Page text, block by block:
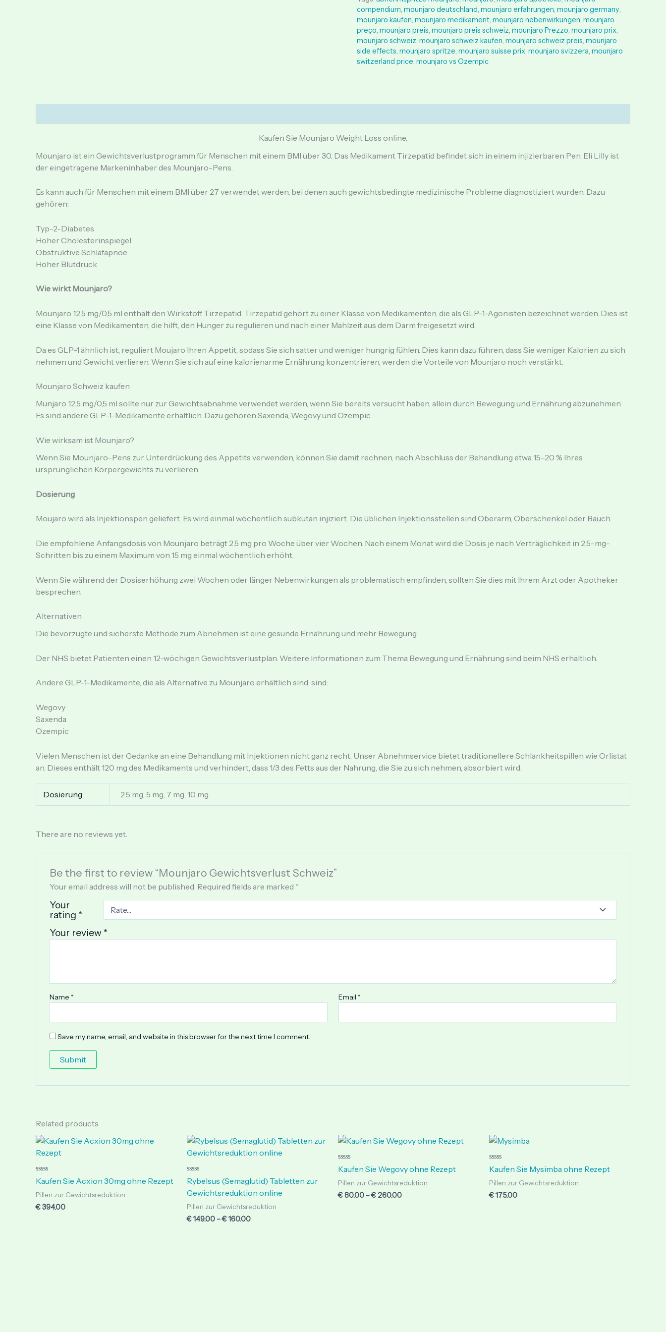
compendium, mounjaro deutschland, mounjaro erfahrungen, mounjaro germany,
mounjaro kaufen, mounjaro medikament, mounjaro nebenwirkungen, mounjaro
preço, mounjaro preis, mounjaro preis schweiz, mounjaro Prezzo, mounjaro prix,
mounjaro schweiz, mounjaro schweiz kaufen, mounjaro schweiz preis, mounjaro
side effects, mounjaro spritze, mounjaro suisse prix, mounjaro svizzera, mounjaro
switzerland price, mounjaro vs Ozempic
Kaufen Sie Mounjaro Weight Loss online.
Mounjaro ist ein Gewichtsverlustprogramm für Menschen mit einem BMI über 30 Das Medikament Tirzepatid befindet sich in einem injizierbaren Pen. Eli Lilly ist
der eingetragene Markeninhaber des Mounjaro-Pens.
Es kann auch für Menschen mit einem BMI über 27 verwendet werden, bei denen auch gewichtsbedingte medizinische Probleme diagnostiziert wurden. Dazu
gehören:
Typ-2-Diabetes
Hoher Cholesterinspiegel
Obstruktive Schlafapnoe
Hoher Blutdruck
Wie wirkt Mounjaro?
Mounjaro 12,5 mg/0,5 ml enthält den Wirkstoff Tirzepatid. Tirzepatid gehört zu einer Klasse von Medikamenten, die als GLP-1-Agonisten bezeichnet werden. Dies ist
eine Klasse von Medikamenten, die hilft, den Hunger zu regulieren und nach einer Mahlzeit aus dem Darm freigesetzt wird.
Da es GLP-1 ähnlich ist reguliert Moujaro Ihren Appetit, sodass Sie sich satter und weniger hungrig fühlen. Dies kann dazu führen, dass Sie weniger Kalorien zu sich
nehmen und Gewicht verlieren. Wenn Sie sich auf eine kalorienarme Ernährung konzentrieren, werden die Vorteile von Mounjaro noch verstärkt.
Mounjaro Schweiz kaufen
Munjaro 12,5 mg/0,5 ml sollte nur zur Gewichtsabnahme verwendet werden, wenn Sie bereits versucht haben, allein durch Bewegung und Ernährung abzunehmen.
Es sind andere GLP-1-Medikamente erhältlich. Dazu gehören Saxenda, Wegovy und Ozempic.
Wie wirksam ist Mounjaro?
Wenn Sie Mounjaro-Pens zur Unterdrückung des Appetits verwenden, können Sie damit rechnen, nach Abschluss der Behandlung etwa 15–20 % Ihres
ursprünglichen Körpergewichts zu verlieren.
Dosierung
Moujaro wird als Injektionspen geliefert. Es wird einmal wöchentlich subkutan injiziert. Die üblichen Injektionsstellen sind Oberarm, Oberschenkel oder Bauch.
Die empfohlene Anfangsdosis von Mounjaro beträgt 2,5 mg pro Woche über vier Wochen. Nach einem Monat wird die Dosis je nach Verträglichkeit in 2,5-mg-
Schritten bis zu einem Maximum von 15 mg einmal wöchentlich erhöht.
Wenn Sie während der Dosiserhöhung zwei Wochen oder länger Nebenwirkungen als problematisch empfinden, sollten Sie dies mit Ihrem Arzt oder Apotheker
besprechen.
Alternativen
Die bevorzugte und sicherste Methode zum Abnehmen ist eine gesunde Ernährung und mehr Bewegung.
Der NHS bietet Patienten einen 12-wöchigen Gewichtsverlustplan. Weitere Informationen zum Thema Bewegung und Ernährung sind beim NHS erhältlich.
Andere GLP-1-Medikamente, die als Alternative zu Mounjaro erhältlich sind, sind:
Wegovy
Saxenda
Ozempic
Vielen Menschen ist der Gedanke an eine Behandlung mit Injektionen nicht ganz recht. Unser Abnehmservice bietet traditionellere Schlankheitspillen wie Orlistat
an. Dieses enthält 120 mg des Medikaments und verhindert, dass 1/3 des Fetts aus der Nahrung, die Sie zu sich nehmen, absorbiert wird.
Dosierung 2.5 mg, 5 mg, 7 mg, 10 mg
There are no reviews yet.
Be the first to review “Mounjaro Gewichtsverlust Schweiz”
Your email address will not be published. Required fields are marked *
Your
rating *
Your review *
Name * Email *
Save my name, email, and website in this browser for the next time I comment.
Related products
Rated
0
out
of
5
Kaufen Sie Acxion 30mg ohne Rezept
Pillen zur Gewichtsreduktion
€394.00
Rated
0
out
of
5
Rybelsus (Semaglutid) Tabletten zur
Gewichtsreduktion online
Pillen zur Gewichtsreduktion
€149.00 –€160.00
Price
range:
€ 149.00
Rated
0
out
of
5
Kaufen Sie Wegovy ohne Rezept
Pillen zur Gewichtsreduktion
€80.00 –€ 260.00
Price
range:
through
€ 260.00
Rated
0
out
of
5
Kaufen Sie Mysimba ohne Rezept
Pillen zur Gewichtsreduktion
€175.00